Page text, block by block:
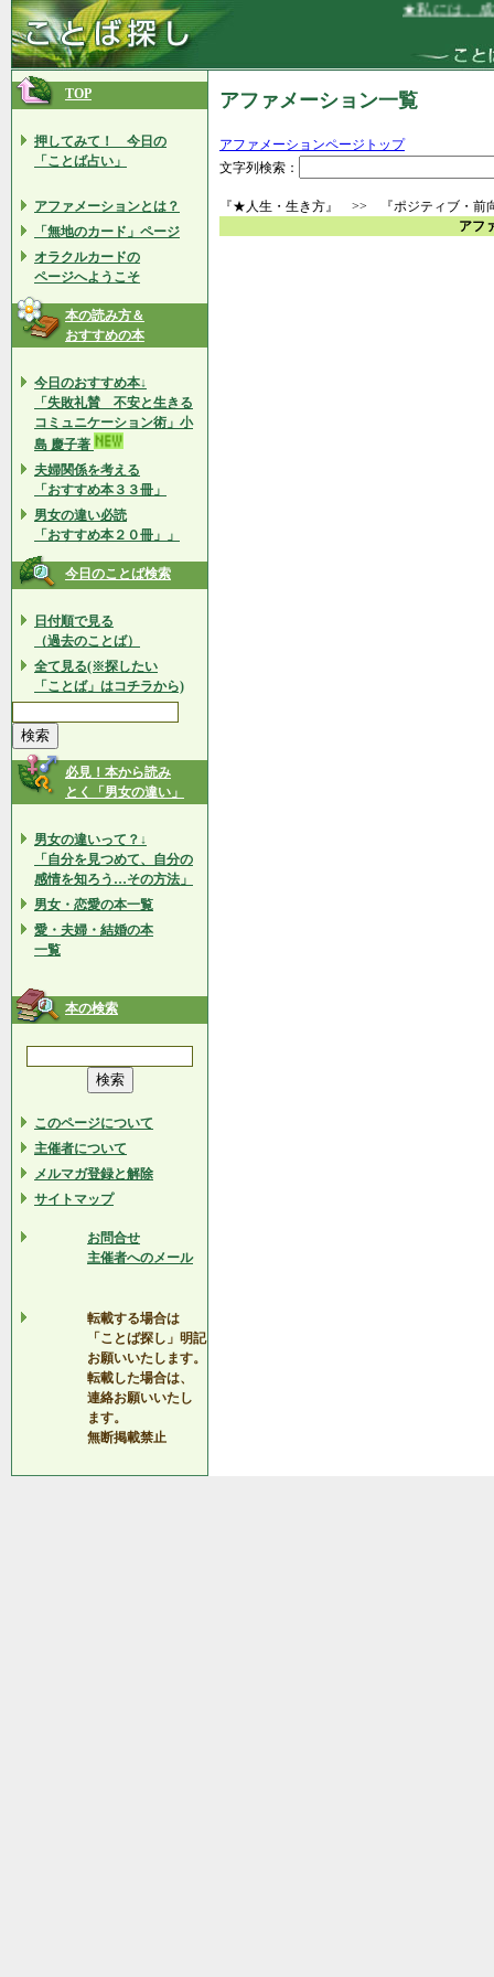
★私には、成
TOP
押してみて！ 今日の
「ことば占い」
アファメーションとは？
「無地のカード」ページ
オラクルカードの
ページへようこそ
本の読み方＆
おすすめの本
今日のおすすめ本↓
「失敗礼賛 不安と生きる
コミュニケーション術」小
島 慶子著
夫婦関係を考える
「おすすめ本３３冊」
男女の違い必読
「おすすめ本２０冊」」
今日のことば検索
日付順で見る
（過去のことば）
全て見る(※探したい
「ことば」はコチラから)
必見！本から読み
とく「男女の違い」
男女の違いって？↓
「自分を見つめて、自分の
感情を知ろう…その方法」
男女・恋愛の本一覧
愛・夫婦・結婚の本
一覧
本の検索
このページについて
主催者について
メルマガ登録と解除
サイトマップ
お問合せ
主催者へのメール
転載する場合は
「ことば探し」明記
お願いいたします。
転載した場合は、
連絡お願いいたし
ます。
無断掲載禁止
アファメーション一覧
アファメーションページトップ
文字列検索：
『★人生・生き方』 >> 『ポジティブ・前
アフ